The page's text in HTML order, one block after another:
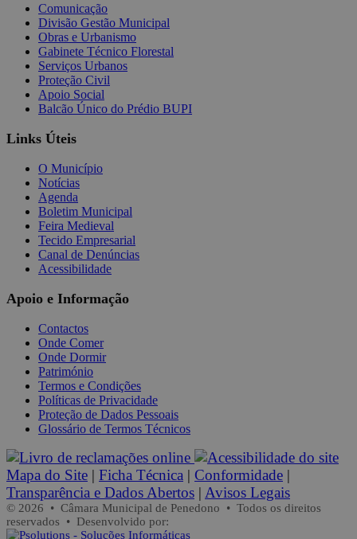
Comunicação
Divisão Gestão Municipal
Obras e Urbanismo
Gabinete Técnico Florestal
Serviços Urbanos
Proteção Civil
Apoio Social
Balcão Único do Prédio BUPI
Links Úteis
O Município
Notícias
Agenda
Boletim Municipal
Feira Medieval
Tecido Empresarial
Canal de Denúncias
Acessibilidade
Apoio e Informação
Contactos
Onde Comer
Onde Dormir
Património
Termos e Condições
Políticas de Privacidade
Proteção de Dados Pessoais
Glossário de Termos Técnicos
Mapa do Site | Ficha Técnica | Conformidade |
Transparência e Dados Abertos | Avisos Legais
© 2026 • Câmara Municipal de Penedono • Todos os direitos
reservados • Desenvolvido por: